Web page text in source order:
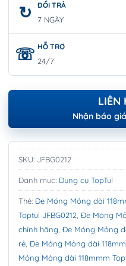
ĐỔI TRẢ
7 NGÀY
HỖ TRỢ
24/7
LIÊN
Nhận báo
SKU: JFBG0212
Danh mục: Dụng cụ TopTul
Thẻ: Đe Móng Mỏng dài
Toptul JFBG0212 Đe Móng
chính hãng Đe Móng Mỏng
rẻ Đe Móng Mỏng dài
Móng Mỏng dài 118mmm